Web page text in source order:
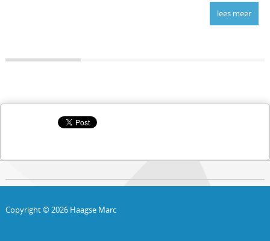
lees meer
Copyright © 2026 Haagse Marc